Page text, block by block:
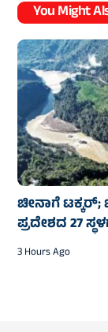
You Might
ಚೀನಾಗೆ ಟಕ್ಕರ್‌;
ಪ್ರದೇಶದ 27
3 Hours Ago